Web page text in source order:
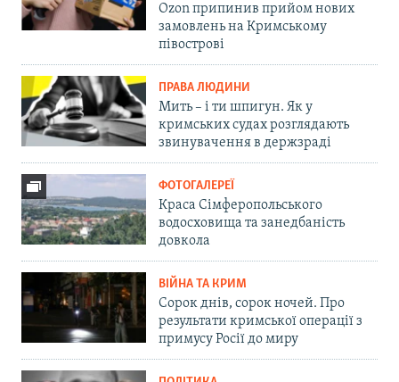
Ozon припинив прийом нових
замовлень на Кримському
півострові
ПРАВА ЛЮДИНИ
Мить – і ти шпигун. Як у
кримських судах розглядають
звинувачення в держзраді
ФОТОГАЛЕРЕЇ
Краса Сімферопольського
водосховища та занедбаність
довкола
ВІЙНА ТА КРИМ
Сорок днів, сорок ночей. Про
результати кримської операції з
примусу Росії до миру